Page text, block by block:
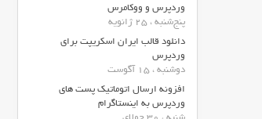
وردپرس و ووکامرس
پنج‌شنبه ، 25 ژانویه
دانلود قالب ایران اسکریپت برای
وردپرس
دوشنبه ، 15 آگوست
افزونه ارسال اتوماتیک پست های
وردپرس به اینستاگرام